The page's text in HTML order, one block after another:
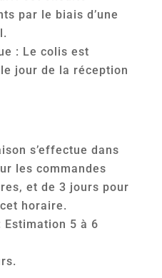
par le biais d’une
: Le colis est
jour de la réception
s’effectue dans
les commandes
et de 3 jours pour
horaire.
Estimation 5 à 6